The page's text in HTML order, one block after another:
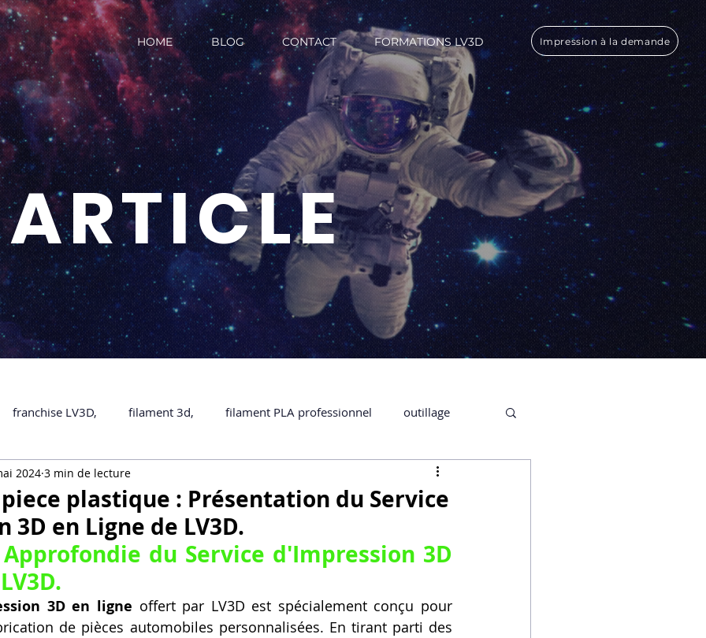
HOME BLOG CONTACT FORMATIONS LV3D Impression à la demande
ARTICLE
franchise LV3D, filament 3d, filament PLA professionnel outillage
Accessoires imprimante 3D professionelle
Formation impression 3D SCANNER 3D
piece en 3D Formation 3D en ligne. Formation 3D CPF CREALITY,
plastique : Présentation du Service
3D en Ligne de LV3D.
2024 3 min de lecture
du Service d'Impression 3D
3D en ligne offert par LV3D est spécialement conçu pour
de pièces automobiles personnalisées. En tirant parti des